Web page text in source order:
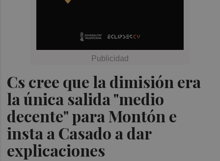
Cs cree que la dimisión era
la única salida "medio
decente" para Montón e
insta a Casado a dar
explicaciones